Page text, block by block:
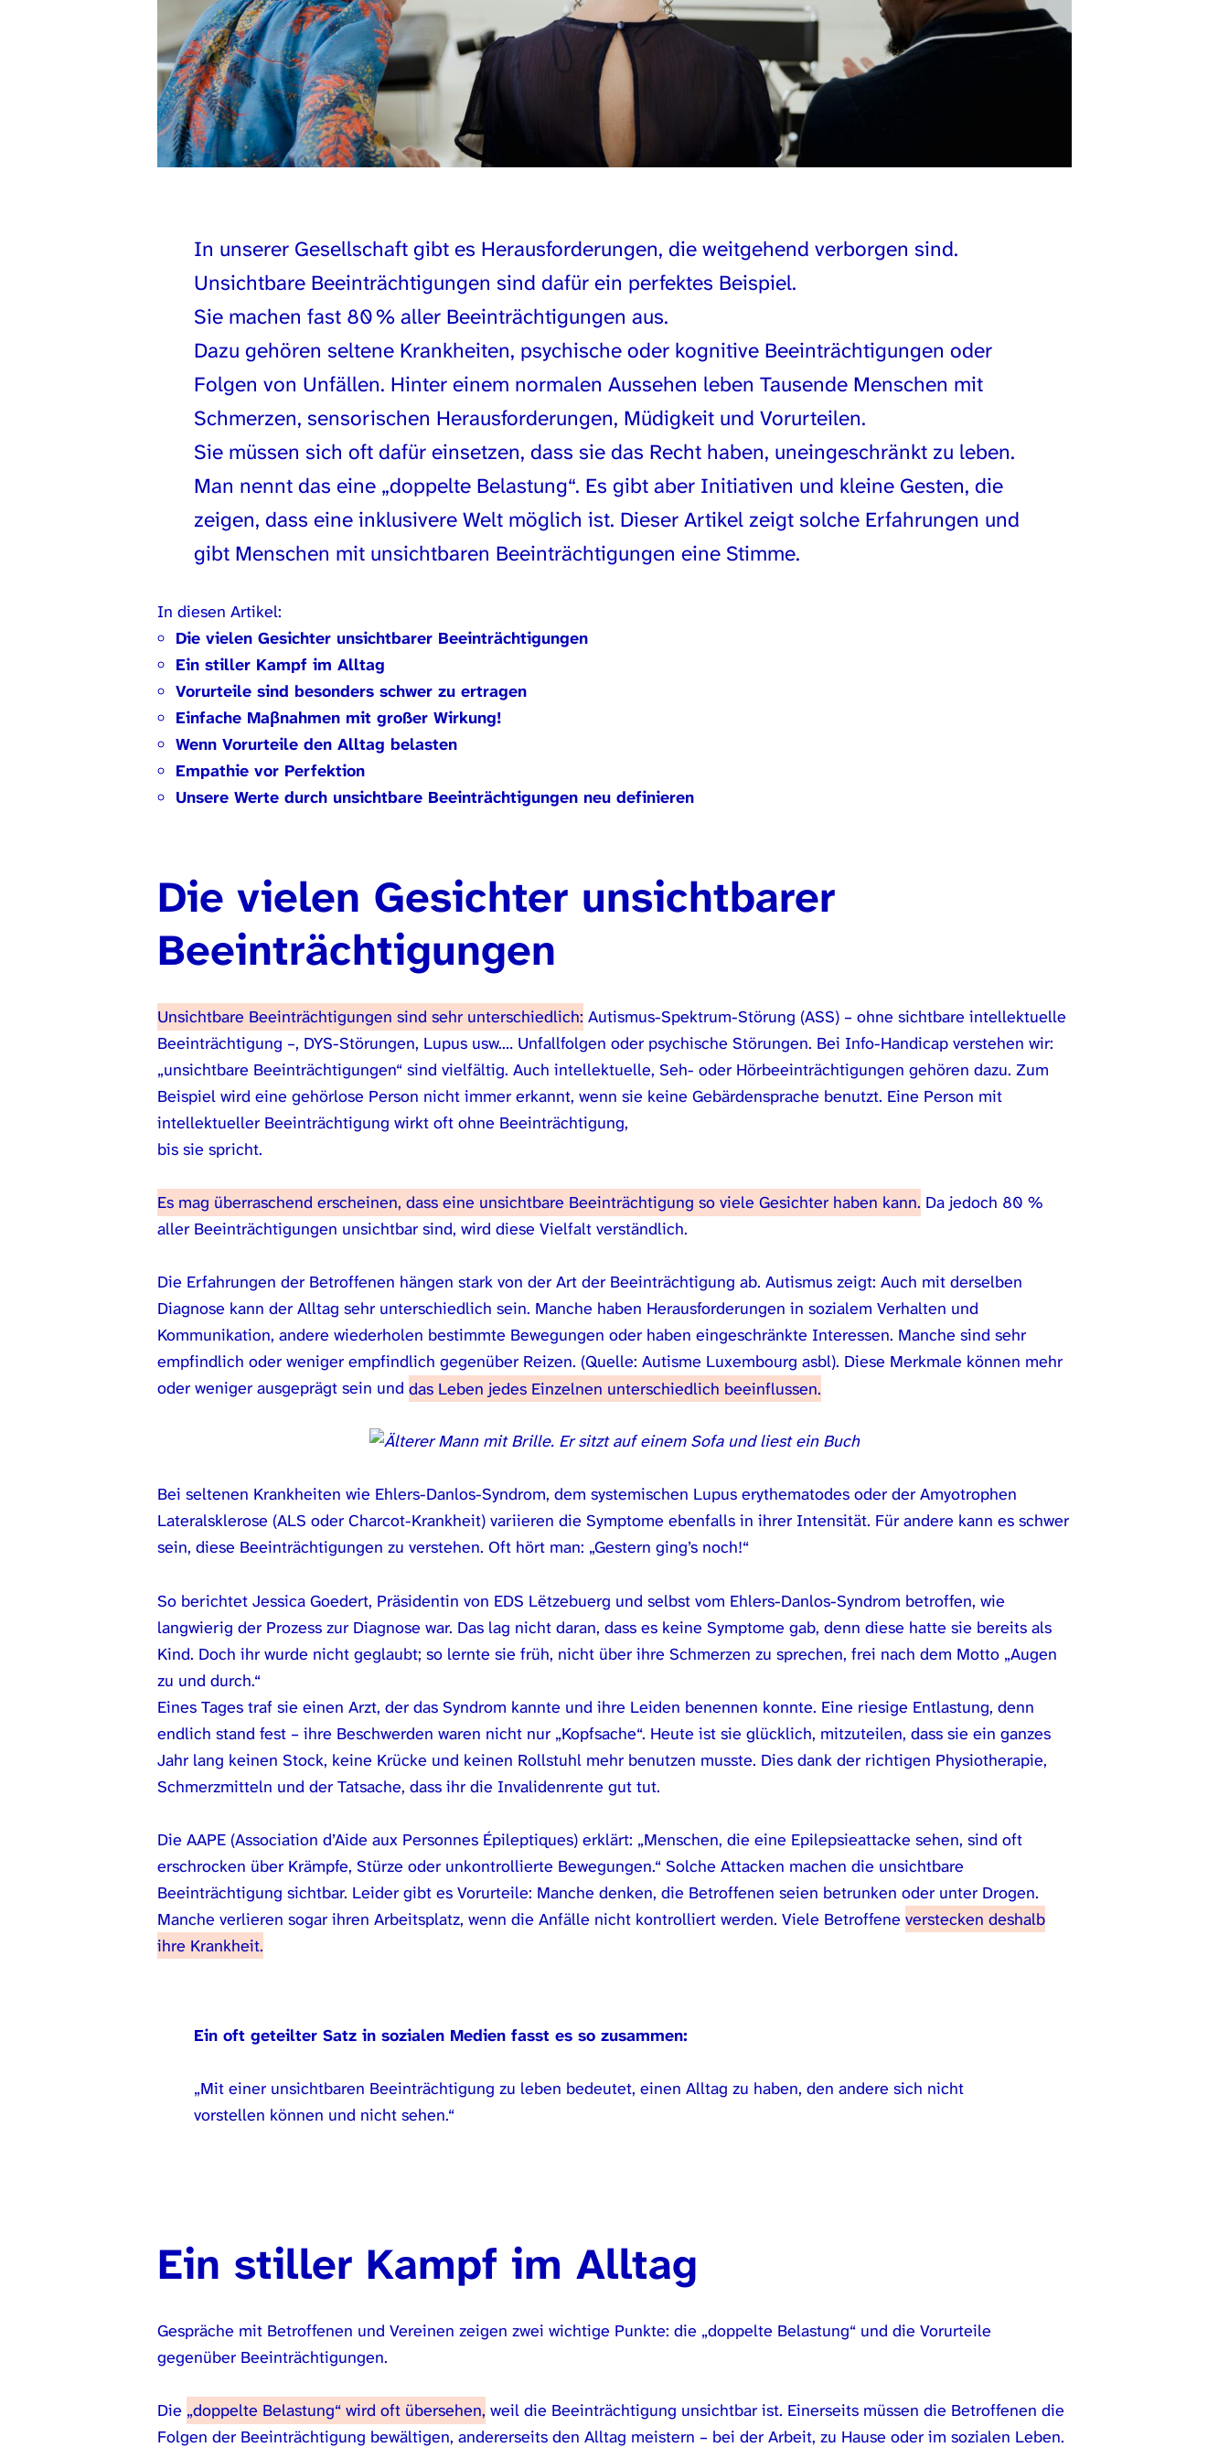
In unserer Gesellschaft gibt es Herausforderungen, die weitgehend verborgen sind.
Unsichtbare Beeinträchtigungen sind dafür ein perfektes Beispiel.
Sie machen fast 80 % aller Beeinträchtigungen aus.
Dazu gehören seltene Krankheiten, psychische oder kognitive Beeinträchtigungen oder
Folgen von Unfällen. Hinter einem normalen Aussehen leben Tausende Menschen mit
Schmerzen, sensorischen Herausforderungen, Müdigkeit und Vorurteilen.
Sie müssen sich oft dafür einsetzen, dass sie das Recht haben, uneingeschränkt zu leben.
Man nennt das eine „doppelte Belastung“. Es gibt aber Initiativen und kleine Gesten, die
zeigen, dass eine inklusivere Welt möglich ist. Dieser Artikel zeigt solche Erfahrungen und
gibt Menschen mit unsichtbaren Beeinträchtigungen eine Stimme.
In diesen Artikel:
Die vielen Gesichter unsichtbarer Beeinträchtigungen
Ein stiller Kampf im Alltag
Vorurteile sind besonders schwer zu ertragen
Einfache Maβnahmen mit großer Wirkung!
Wenn Vorurteile den Alltag belasten
Empathie vor Perfektion
Unsere Werte durch unsichtbare Beeinträchtigungen neu definieren
Die vielen Gesichter unsichtbarer
Beeinträchtigungen
Unsichtbare Beeinträchtigungen sind sehr unterschiedlich: Autismus-Spektrum-Störung (ASS) – ohne sichtbare intellektuelle
Beeinträchtigung –, DYS-Störungen, Lupus usw.… Unfallfolgen oder psychische Störungen. Bei Info-Handicap verstehen wir:
„unsichtbare Beeinträchtigungen“ sind vielfältig. Auch intellektuelle, Seh- oder Hörbeeinträchtigungen gehören dazu. Zum
Beispiel wird eine gehörlose Person nicht immer erkannt, wenn sie keine Gebärdensprache benutzt. Eine Person mit
intellektueller Beeinträchtigung wirkt oft ohne Beeinträchtigung,
bis sie spricht.
Es mag überraschend erscheinen, dass eine unsichtbare Beeinträchtigung so viele Gesichter haben kann. Da jedoch 80 %
aller Beeinträchtigungen unsichtbar sind, wird diese Vielfalt verständlich.
Die Erfahrungen der Betroffenen hängen stark von der Art der Beeinträchtigung ab. Autismus zeigt: Auch mit derselben
Diagnose kann der Alltag sehr unterschiedlich sein. Manche haben Herausforderungen in sozialem Verhalten und
Kommunikation, andere wiederholen bestimmte Bewegungen oder haben eingeschränkte Interessen. Manche sind sehr
empfindlich oder weniger empfindlich gegenüber Reizen. (Quelle: Autisme Luxembourg asbl). Diese Merkmale können mehr
oder weniger ausgeprägt sein und das Leben jedes Einzelnen unterschiedlich beeinflussen.
Bei seltenen Krankheiten wie Ehlers-Danlos-Syndrom, dem systemischen Lupus erythematodes oder der Amyotrophen
Lateralsklerose (ALS oder Charcot-Krankheit) variieren die Symptome ebenfalls in ihrer Intensität. Für andere kann es schwer
sein, diese Beeinträchtigungen zu verstehen. Oft hört man: „Gestern ging’s noch!“
So berichtet Jessica Goedert, Präsidentin von EDS Lëtzebuerg und selbst vom Ehlers-Danlos-Syndrom betroffen, wie
langwierig der Prozess zur Diagnose war. Das lag nicht daran, dass es keine Symptome gab, denn diese hatte sie bereits als
Kind. Doch ihr wurde nicht geglaubt; so lernte sie früh, nicht über ihre Schmerzen zu sprechen, frei nach dem Motto „Augen
zu und durch.“
Eines Tages traf sie einen Arzt, der das Syndrom kannte und ihre Leiden benennen konnte. Eine riesige Entlastung, denn
endlich stand fest – ihre Beschwerden waren nicht nur „Kopfsache“. Heute ist sie glücklich, mitzuteilen, dass sie ein ganzes
Jahr lang keinen Stock, keine Krücke und keinen Rollstuhl mehr benutzen musste. Dies dank der richtigen Physiotherapie,
Schmerzmitteln und der Tatsache, dass ihr die Invalidenrente gut tut.
Die AAPE (Association d’Aide aux Personnes Épileptiques) erklärt: „Menschen, die eine Epilepsieattacke sehen, sind oft
erschrocken über Krämpfe, Stürze oder unkontrollierte Bewegungen.“ Solche Attacken machen die unsichtbare
Beeinträchtigung sichtbar. Leider gibt es Vorurteile: Manche denken, die Betroffenen seien betrunken oder unter Drogen.
Manche verlieren sogar ihren Arbeitsplatz, wenn die Anfälle nicht kontrolliert werden. Viele Betroffene verstecken deshalb
ihre Krankheit.
Ein oft geteilter Satz in sozialen Medien fasst es so zusammen:
„Mit einer unsichtbaren Beeinträchtigung zu leben bedeutet, einen Alltag zu haben, den andere sich nicht
vorstellen können und nicht sehen.“
Ein stiller Kampf im Alltag
Gespräche mit Betroffenen und Vereinen zeigen zwei wichtige Punkte: die „doppelte Belastung“ und die Vorurteile
gegenüber Beeinträchtigungen.
Die „doppelte Belastung“ wird oft übersehen, weil die Beeinträchtigung unsichtbar ist. Einerseits müssen die Betroffenen die
Folgen der Beeinträchtigung bewältigen, andererseits den Alltag meistern – bei der Arbeit, zu Hause oder im sozialen Leben.